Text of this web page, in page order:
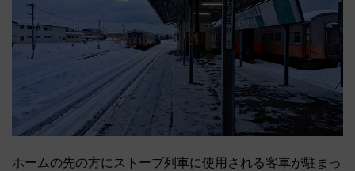
ホームの先の方にストーブ列車に使用される客車が駐まっ